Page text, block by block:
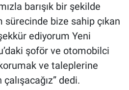
barışık bir şekilde
bize sahip çıkan
ediyorum Yeni
şoför ve otomobilci
korumak ve taleplerine
dedi.